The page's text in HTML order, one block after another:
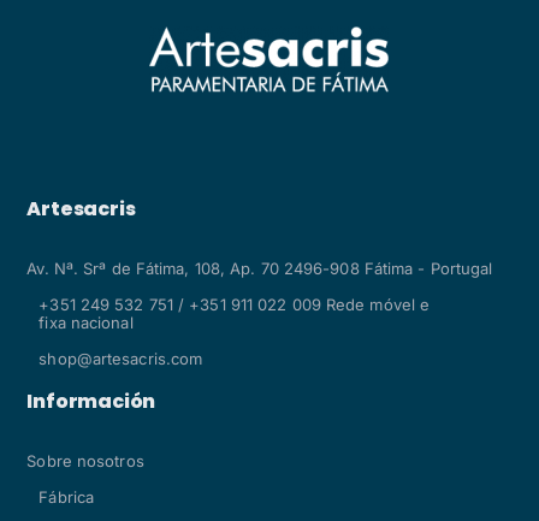
Artesacris
Av. Nª. Srª de Fátima, 108, Ap. 70 2496-908 Fátima - Portugal
+351 249 532 751 / +351 911 022 009 Rede móvel e
fixa nacional
shop@artesacris.com
Información
Sobre nosotros
Fábrica